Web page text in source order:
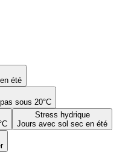
été
sous 20°C
Stress hydrique
Jours avec sol sec en été